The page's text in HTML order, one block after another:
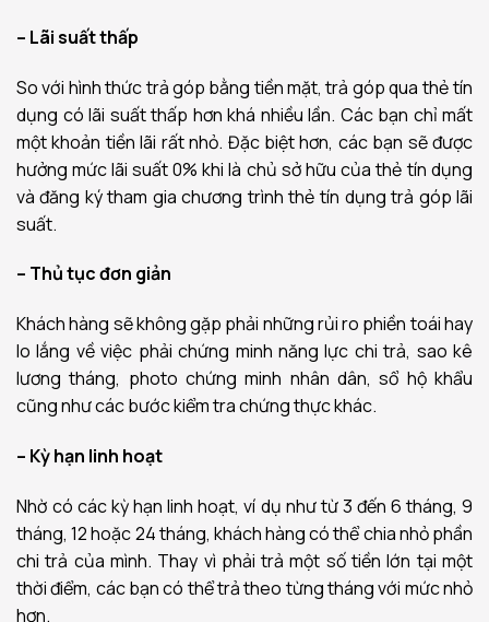
– Lãi suất thấp
So với hình thức trả góp bằng tiền mặt, trả góp qua thẻ tín
dụng có lãi suất thấp hơn khá nhiều lần. Các bạn chỉ mất
một khoản tiền lãi rất nhỏ. Đặc biệt hơn, các bạn sẽ được
hưởng mức lãi suất 0% khi là chủ sở hữu của thẻ tín dụng
và đăng ký tham gia chương trình thẻ tín dụng trả góp lãi
suất.
– Thủ tục đơn giản
Khách hàng sẽ không gặp phải những rủi ro phiền toái hay
lo lắng về việc phải chứng minh năng lực chi trả, sao kê
lương tháng, photo chứng minh nhân dân, sổ hộ khẩu
cũng như các bước kiểm tra chứng thực khác.
– Kỳ hạn linh hoạt
Nhờ có các kỳ hạn linh hoạt, ví dụ như từ 3 đến 6 tháng, 9
tháng, 12 hoặc 24 tháng, khách hàng có thể chia nhỏ phần
chi trả của mình. Thay vì phải trả một số tiền lớn tại một
thời điểm, các bạn có thể trả theo từng tháng với mức nhỏ
hơn.